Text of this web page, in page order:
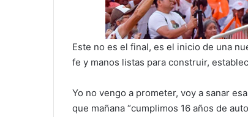
Este no es el final, es el inicio de una
fe y manos listas para construir,
Yo no vengo a prometer, voy a sanar
que mañana “cumplimos 16 años de